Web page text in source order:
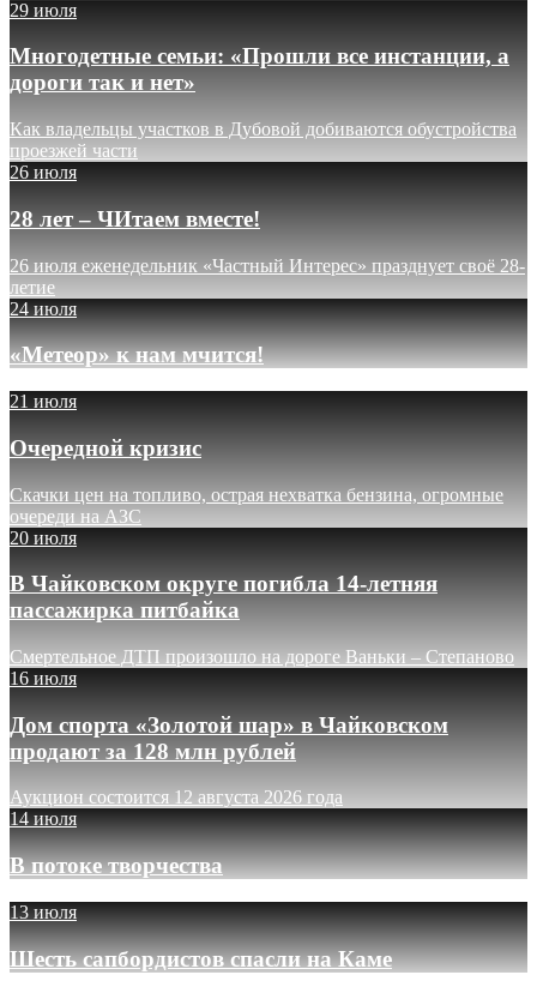
29 июля
Многодетные семьи: «Прошли все инстанции, а
дороги так и нет»
Как владельцы участков в Дубовой добиваются обустройства
проезжей части
26 июля
28 лет – ЧИтаем вместе!
26 июля еженедельник «Частный Интерес» празднует своё 28-
летие
24 июля
«Метеор» к нам мчится!
21 июля
Очередной кризис
Скачки цен на топливо, острая нехватка бензина, огромные
очереди на АЗС
20 июля
В Чайковском округе погибла 14-летняя
пассажирка питбайка
Смертельное ДТП произошло на дороге Ваньки – Степаново
16 июля
Дом спорта «Золотой шар» в Чайковском
продают за 128 млн рублей
Аукцион состоится 12 августа 2026 года
14 июля
В потоке творчества
13 июля
Шесть сапбордистов спасли на Каме